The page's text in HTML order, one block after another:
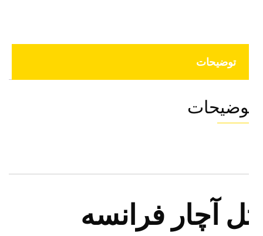
توضیحات
آچار فرانسه